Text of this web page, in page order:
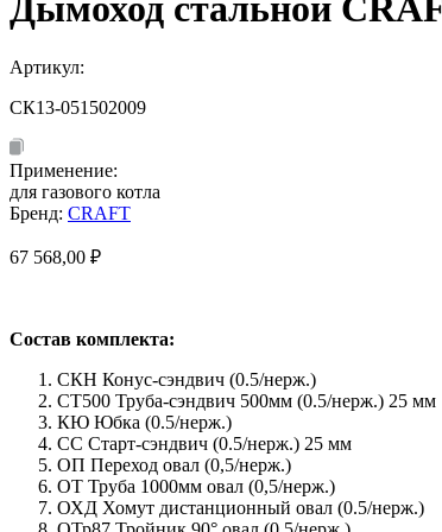
Дымоход стальной
Артикул:
СК13-051502009
Применение:
для газового котла
Бренд: CRAFT
67 568,00 ₽
Состав комплекта:
СКН Конус-сэндвич (0.5/нерж.)
СТ500 Труба-сэндвич 500мм (0.5/нерж.) 25 мм
КЮ Юбка (0.5/нерж.)
СС Старт-сэндвич (0.5/нерж.) 25 мм
ОП Переход овал (0,5/нерж.)
ОТ Труба 1000мм овал (0,5/нерж.)
ОХД Хомут дистанционный овал (0.5/нерж.)